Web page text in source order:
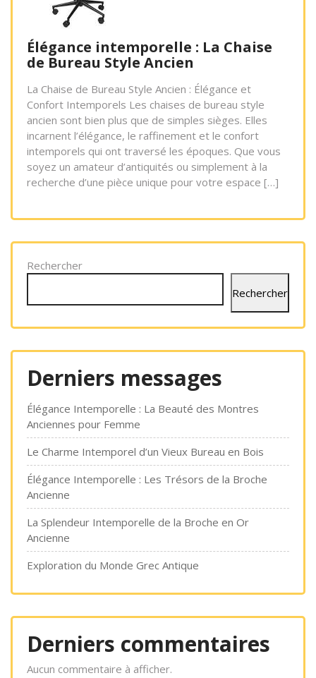
Élégance intemporelle : La Chaise
de Bureau Style Ancien
La Chaise de Bureau Style Ancien : Élégance et
Confort Intemporels Les chaises de bureau style
ancien sont bien plus que de simples sièges. Elles
incarnent l’élégance, le raffinement et le confort
intemporels qui ont traversé les époques. Que vous
soyez un amateur d’antiquités ou simplement à la
recherche d’une pièce unique pour votre espace […]
Rechercher
Rechercher
Derniers messages
Élégance Intemporelle : La Beauté des Montres
Anciennes pour Femme
Le Charme Intemporel d’un Vieux Bureau en Bois
Élégance Intemporelle : Les Trésors de la Broche
Ancienne
La Splendeur Intemporelle de la Broche en Or
Ancienne
Exploration du Monde Grec Antique
Derniers commentaires
Aucun commentaire à afficher.